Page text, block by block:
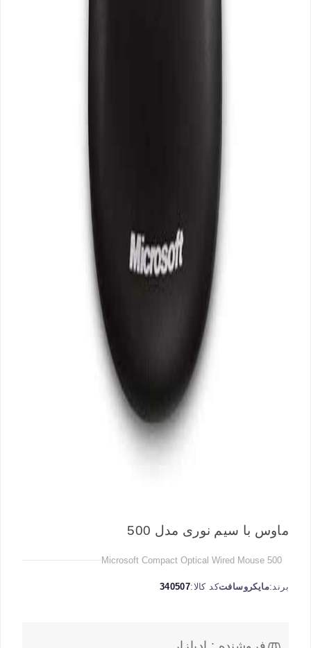
ماوس با سیم نوری مدل 500
Microsoft Compact Optical Wired Mouse 500
برند:مایکروسافتکد کالا:340507